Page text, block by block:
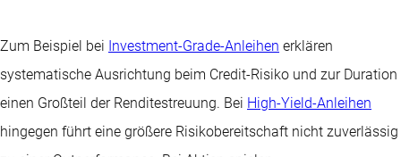
Zum Beispiel bei Investment-Grade-Anleihen erklären
systematische Ausrichtung beim Credit-Risiko und zur Duration
einen Großteil der Renditestreuung. Bei High-Yield-Anleihen
hingegen führt eine größere Risikobereitschaft nicht zuverlässig